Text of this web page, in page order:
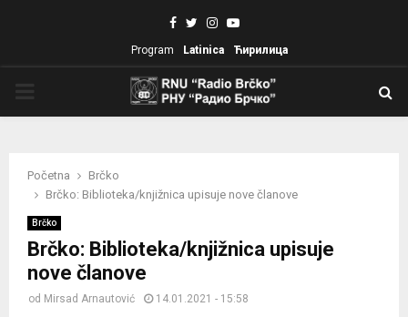
Facebook
TwitterInstagram
Youtube
Program Latinica Ћирилица
Početna
Brčko
Brčko: Biblioteka/knjižnica upisuje nove članove
Brčko
Brčko: Biblioteka/knjižnica upisuje
nove članove
od Mirsad Arnautović 14.01.2021 - 15:58